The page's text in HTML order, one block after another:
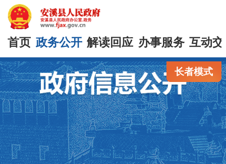
首页 政务公开 解读回应 办事服务 互动
长者模式